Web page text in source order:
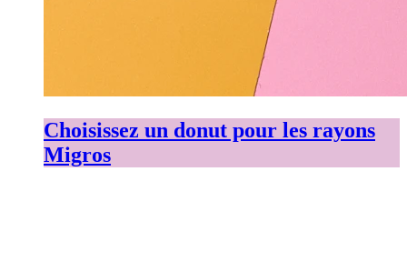
Choisissez un donut pour les rayons
Migros